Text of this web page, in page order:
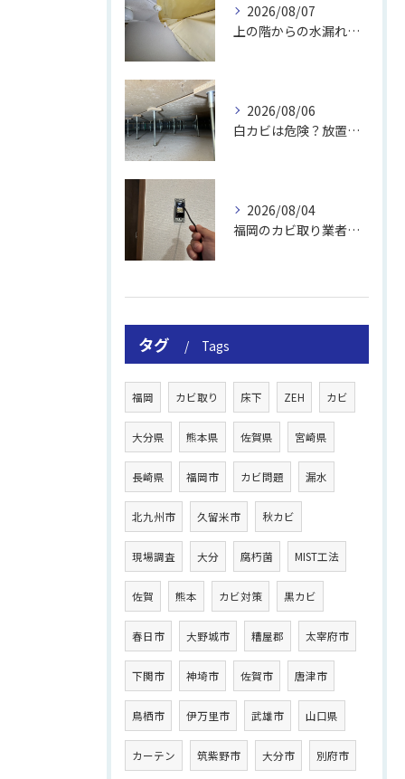
2026/08/07
上の階からの水漏れでカビ｜対処法と業者
2026/08/06
白カビは危険？放置のリスクと取り方
2026/08/04
福岡のカビ取り業者おすすめの選び方と費用
タグ Tags
福岡 カビ取り 床下 ZEH カビ
大分県 熊本県 佐賀県 宮崎県
長崎県 福岡市 カビ問題 漏水
北九州市 久留米市 秋カビ
現場調査 大分 腐朽菌 MIST工法
佐賀 熊本 カビ対策 黒カビ
春日市 大野城市 糟屋郡 太宰府市
下関市 神埼市 佐賀市 唐津市
鳥栖市 伊万里市 武雄市 山口県
カーテン 筑紫野市 大分市 別府市